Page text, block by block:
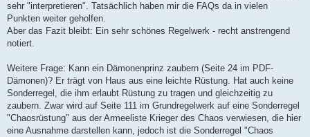
r
a
sehr "interpretieren". Tatsächlich haben mir die FAQs da in vielen
Punkten weiter geholfen.
Aber das Fazit bleibt: Ein sehr schönes Regelwerk - recht anstrengend
notiert.
Weitere Frage: Kann ein Dämonenprinz zaubern (Seite 24 im PDF-
Dämonen)? Er trägt von Haus aus eine leichte Rüstung. Hat auch keine
Sonderregel, die ihm erlaubt Rüstung zu tragen und gleichzeitig zu
zaubern. Zwar wird auf Seite 111 im Grundregelwerk auf eine Sonderregel
"Chaosrüstung" aus der Armeeliste Krieger des Chaos verwiesen, die hier
eine Ausnahme darstellen kann, jedoch ist die Sonderregel "Chaos